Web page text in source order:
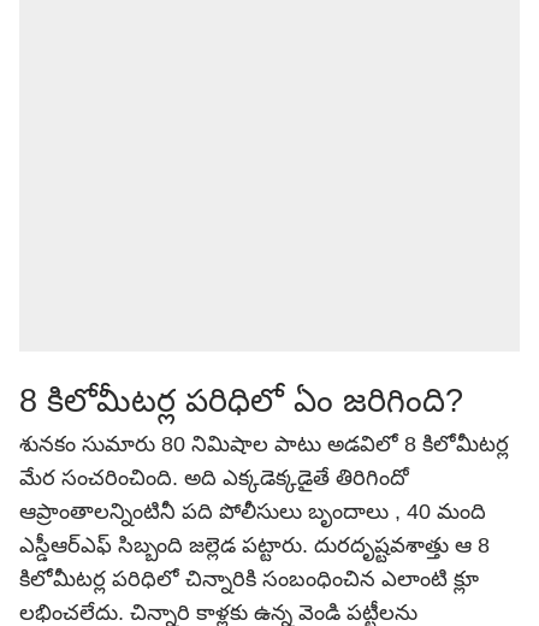
8 కిలోమీటర్ల పరిధిలో ఏం జరిగింది?
శునకం సుమారు 80 నిమిషాల పాటు అడవిలో 8 కిలోమీటర్ల
మేర సంచరించింది. అది ఎక్కడెక్కడైతే తిరిగిందో
ఆప్రాంతాలన్నింటినీ పది పోలీసులు బృందాలు , 40 మంది
ఎస్డీఆర్‌ఎఫ్ సిబ్బంది జల్లెడ పట్టారు. దురదృష్టవశాత్తు ఆ 8
కిలోమీటర్ల పరిధిలో చిన్నారికి సంబంధించిన ఎలాంటి క్లూ
లభించలేదు. చిన్నారి కాళ్లకు ఉన్న వెండి పట్టీలను